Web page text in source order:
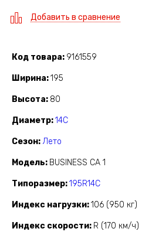
Добавить в сравнение
Код товара 9161559
Ширина 195
Высота 80
Диаметр 14C
Сезон Лето
Модель BUSINESS CA 1
Типоразмер 195R14C
Индекс нагрузки 106 (950 кг)
Индекс скорости R (170 км/ч)